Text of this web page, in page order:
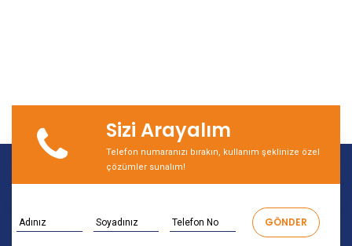
Sizi Arayalım
Telefon numaranızı bırakın, kullanım şeklinize özel
çözümler sunalım!